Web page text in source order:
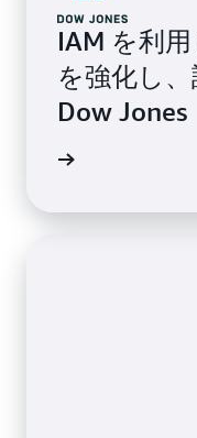
IAM を利
を強化し
Dow Jones